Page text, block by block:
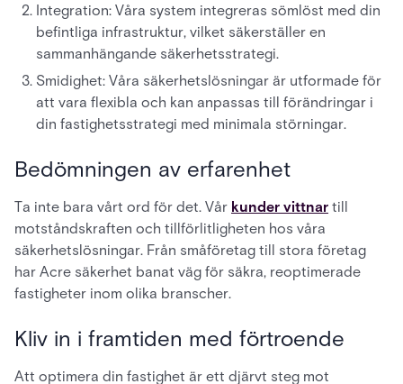
Integration: Våra system integreras sömlöst med din
befintliga infrastruktur, vilket säkerställer en
sammanhängande säkerhetsstrategi.
Smidighet: Våra säkerhetslösningar är utformade för
att vara flexibla och kan anpassas till förändringar i
din fastighetsstrategi med minimala störningar.
Bedömningen av erfarenhet
Ta inte bara vårt ord för det. Vår kunder vittnar till
motståndskraften och tillförlitligheten hos våra
säkerhetslösningar. Från småföretag till stora företag
har Acre säkerhet banat väg för säkra, reoptimerade
fastigheter inom olika branscher.
Kliv in i framtiden med förtroende
Att optimera din fastighet är ett djärvt steg mot